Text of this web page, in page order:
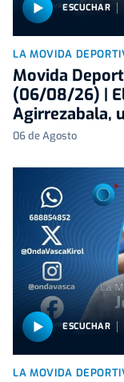
ESCUCHAR
LA MOVIDA
Movida
(06/08/26) |
Agirrezabala,
06 de Agosto
ESCUCHAR
LA MOVIDA